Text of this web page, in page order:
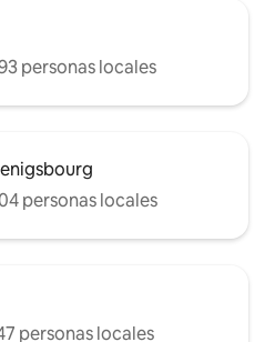
personas locales
personas locales
personas locales